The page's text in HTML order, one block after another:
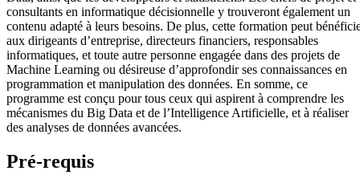
consultants en informatique décisionnelle y trouveront également un
contenu adapté à leurs besoins. De plus, cette formation peut
aux dirigeants d’entreprise, directeurs financiers, responsables
informatiques, et toute autre personne engagée dans des projets de
Machine Learning ou désireuse d’approfondir ses connaissances en
programmation et manipulation des données. En somme, ce
programme est conçu pour tous ceux qui aspirent à comprendre les
mécanismes du Big Data et de l’Intelligence Artificielle, et à réaliser
des analyses de données avancées.
Pré-requis